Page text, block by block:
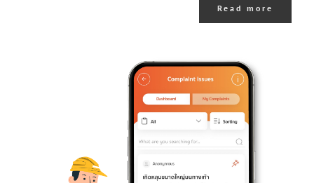
Read more